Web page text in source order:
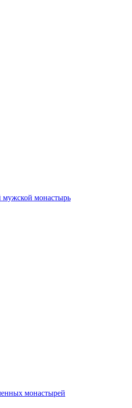
мужской монастырь
монастырей